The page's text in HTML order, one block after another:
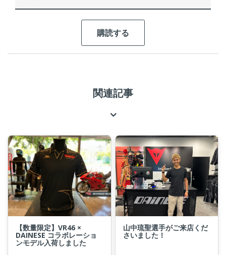
関連記事
【数量限定】VR46 ×
DAINESE コラボレーショ
ンモデル入荷しました
山中琉聖選手がご来店くだ
さいました！